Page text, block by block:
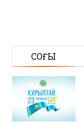
СОҢҒЫ